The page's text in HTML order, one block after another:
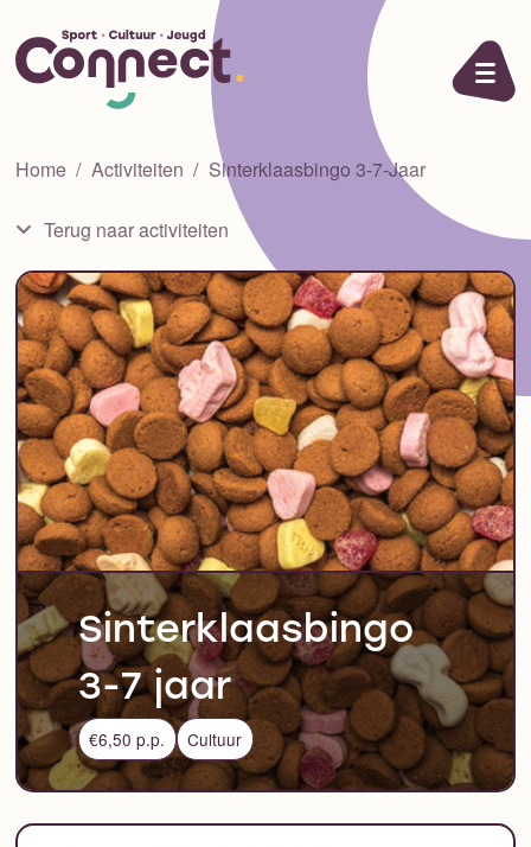
Ga naar de inhoud
Home Activiteiten Sinterklaasbingo 3-7-Jaar
Terug naar activiteiten
Sinterklaasbingo
3-7 jaar
€6,50 p.p. Cultuur